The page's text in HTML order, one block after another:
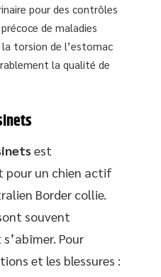
pour des contrôles
de maladies
torsion de l’estomac
la qualité de
est
un chien actif
Border collie.
souvent
Pour
et les blessures :